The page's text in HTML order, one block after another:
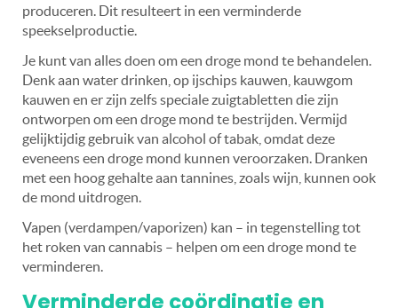
produceren. Dit resulteert in een verminderde
speekselproductie.
Je kunt van alles doen om een droge mond te behandelen.
Denk aan water drinken, op ijschips kauwen, kauwgom
kauwen en er zijn zelfs speciale zuigtabletten die zijn
ontworpen om een droge mond te bestrijden. Vermijd
gelijktijdig gebruik van alcohol of tabak, omdat deze
eveneens een droge mond kunnen veroorzaken. Dranken
met een hoog gehalte aan tannines, zoals wijn, kunnen ook
de mond uitdrogen.
Vapen (verdampen/vaporizen) kan – in tegenstelling tot
het roken van cannabis – helpen om een droge mond te
verminderen.
Verminderde coördinatie en